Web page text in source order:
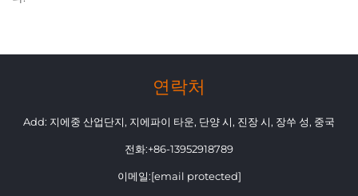
연락처
Add: 지에중 산업단지, 지에파이 타운, 단양 시, 진장 시, 장쑤 성, 중국
전화:+86-13952918789
이메일:[email protected]